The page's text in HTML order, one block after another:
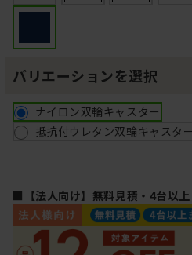
バリエーションを選択
ナイロン双輪キャスター
抵抗付ウレタン双輪キャスター
■【法人向け】無料見積・4台以